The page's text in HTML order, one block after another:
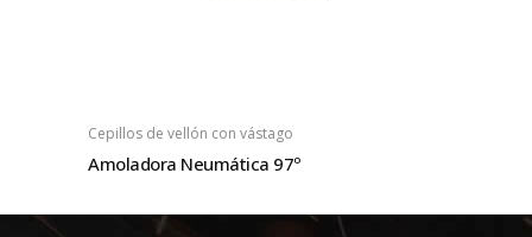
Cepillos de vellón con vástago
Amoladora Neumática 97º